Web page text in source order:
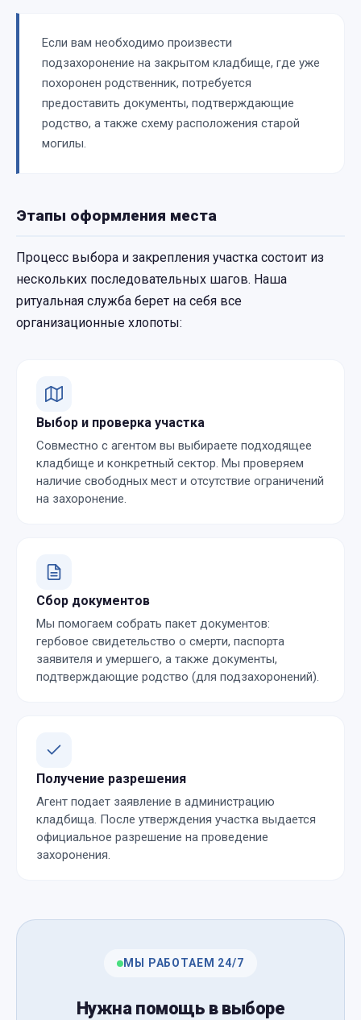
Если вам необходимо произвести
подзахоронение на закрытом кладбище, где уже
похоронен родственник, потребуется
предоставить документы, подтверждающие
родство, а также схему расположения старой
могилы.
Этапы оформления места
Процесс выбора и закрепления участка состоит из
нескольких последовательных шагов. Наша
ритуальная служба берет на себя все
организационные хлопоты:
Выбор и проверка участка
Совместно с агентом вы выбираете подходящее
кладбище и конкретный сектор. Мы проверяем
наличие свободных мест и отсутствие ограничений
на захоронение.
Сбор документов
Мы помогаем собрать пакет документов:
гербовое свидетельство о смерти, паспорта
заявителя и умершего, а также документы,
подтверждающие родство (для подзахоронений).
Получение разрешения
Агент подает заявление в администрацию
кладбища. После утверждения участка выдается
официальное разрешение на проведение
захоронения.
МЫ РАБОТАЕМ 24/7
Нужна помощь в выборе